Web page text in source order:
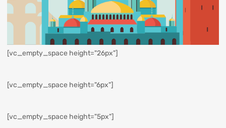
[vc_empty_space height="26px"]
[vc_empty_space height="6px"]
[vc_empty_space height="5px"]